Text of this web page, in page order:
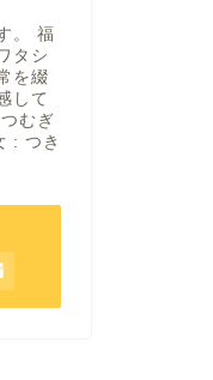
。 福
タシ
を綴
して
むぎ
: つき